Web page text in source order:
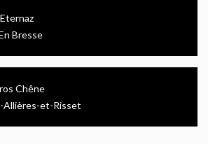
Bresse
Chêne
Allières-et-Risset